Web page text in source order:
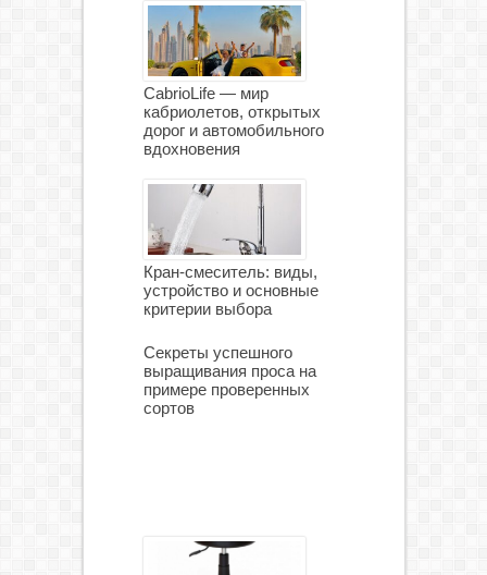
CabrioLife — мир
кабриолетов, открытых
дорог и автомобильного
вдохновения
Кран-смеситель: виды,
устройство и основные
критерии выбора
Секреты успешного
выращивания проса на
примере проверенных
сортов